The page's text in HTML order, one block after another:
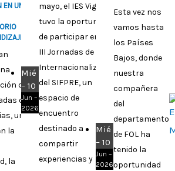
EN UN
de
de
una
la
la
Mié
– 10
Jun –
2026
mayo, el IES Vigán
tuvo la oportunidad
de participar en las
III Jornadas de
Internacionalización
del SIFPRE, un
espacio de
encuentro
destinado a
compartir
experiencias y
Mié
– 10
Jun –
2026
Esta vez nos
vamos hasta
los Países
Bajos, donde
nuestra
compañera
del
departamento
de FOL ha
tenido la
oportunidad